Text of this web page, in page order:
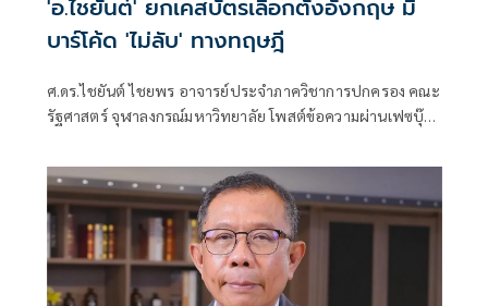
'อ.ไชยันต์' ยกเคสบัตรเลือกตั้งอังกฤษ มี
บาร์โค้ด 'ไม่ลับ' ทางทฤษฎี
ศ.ดร.ไชยันต์ ไชยพร อาจารย์ประจำภาควิชาการปกครอง คณะ
รัฐศาสตร์ จุฬาลงกรณ์มหาวิทยาลัย โพสต์ข้อความผ่านเฟซบุ๊ก
เครืองาม) แต่สืบถึงตัวสุดยาก" โดยระบุว่า